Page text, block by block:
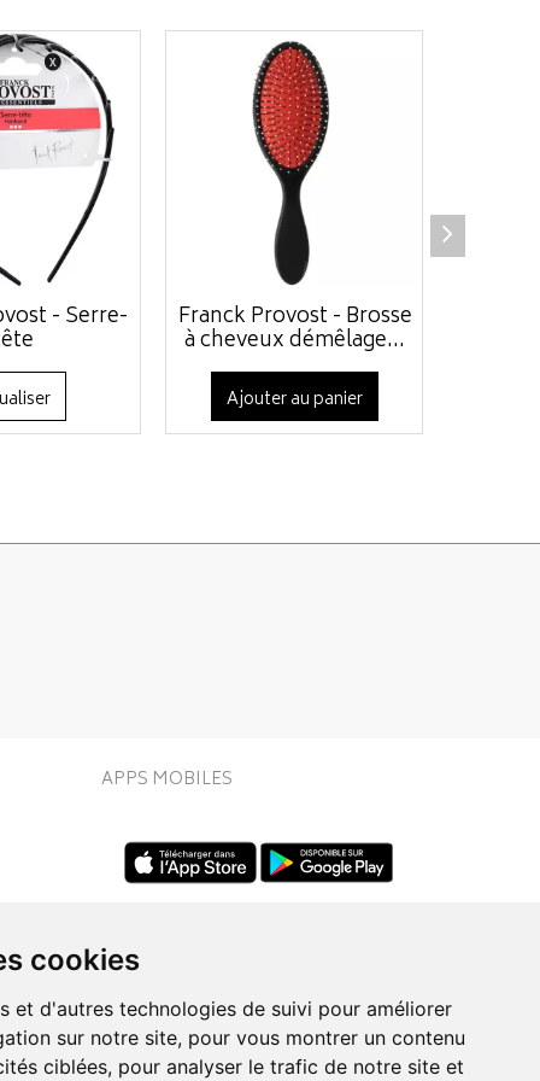
cookies
et d'autres technologies de suivi pour améliorer
sur notre site, pour vous montrer un contenu
ciblées, pour analyser le trafic de notre site et
- Serre- Franck Provost - Brosse
à cheveux démêlage...
Ajouter au panier
APPS MOBILES
NOUS SUR